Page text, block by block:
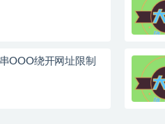
OOO绕开网址限制